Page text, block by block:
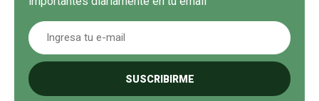
SUSCRIBIRME